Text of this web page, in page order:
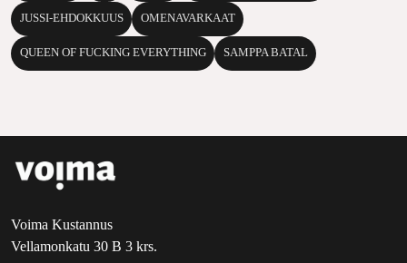
JUSSI-EHDOKKUUS OMENAVARKAAT
QUEEN OF FUCKING EVERYTHING SAMPPA BATAL
Voima Kustannus
Vellamonkatu 30 B 3 krs.